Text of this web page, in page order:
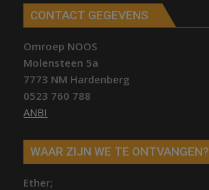
CONTACT GEGEVENS
Omroep NOOS
Molensteen 5a
7773 NM Hardenberg
0523 760 788
ANBI
WAAR ZIJN WE TE ONTVANGEN?
Ether;